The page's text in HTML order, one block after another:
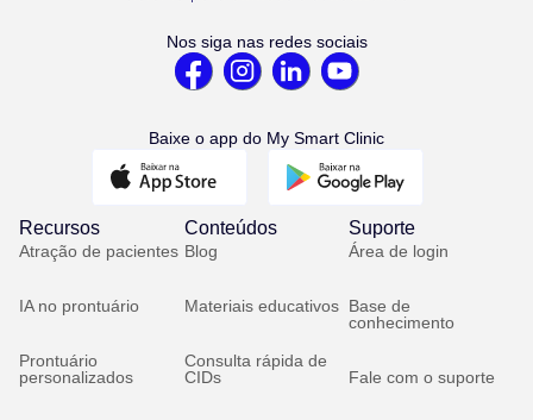
Nos siga nas redes sociais
Baixe o app do My Smart Clinic
Recursos
Atração de pacientes
IA no prontuário
Prontuário
personalizados
Conteúdos
Blog
Materiais educativos
Consulta rápida de
CIDs
Suporte
Área de login
Base de
conhecimento
Fale com o suporte